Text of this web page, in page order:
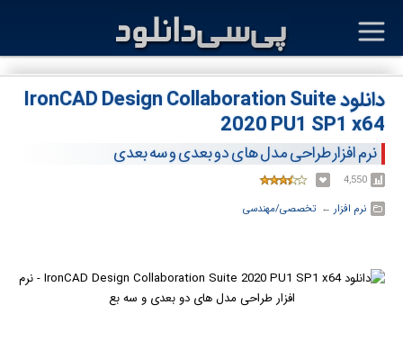
دانلود IronCAD Design Collaboration Suite
2020 PU1 SP1 x64
نرم افزار طراحی مدل های دو بعدی و سه بعدی
4,550
نرم افزار ← ‏تخصصی/مهندسی